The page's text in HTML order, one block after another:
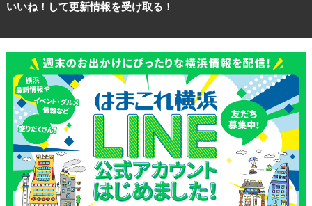
いいね！して更新情報を受け取る！